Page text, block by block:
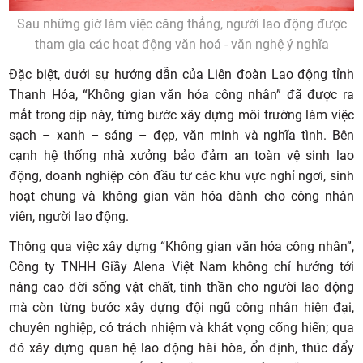
Sau những giờ làm việc căng thẳng, người lao động được
tham gia các hoạt động văn hoá - văn nghệ ý nghĩa
Đặc biệt, dưới sự hướng dẫn của Liên đoàn Lao động tỉnh
Thanh Hóa, “Không gian văn hóa công nhân” đã được ra
mắt trong dịp này, từng bước xây dựng môi trường làm việc
sạch – xanh – sáng – đẹp, văn minh và nghĩa tình. Bên
cạnh hệ thống nhà xưởng bảo đảm an toàn vệ sinh lao
động, doanh nghiệp còn đầu tư các khu vực nghỉ ngơi, sinh
hoạt chung và không gian văn hóa dành cho công nhân
viên, người lao động.
Thông qua việc xây dựng “Không gian văn hóa công nhân”,
Công ty TNHH Giầy Alena Việt Nam không chỉ hướng tới
nâng cao đời sống vật chất, tinh thần cho người lao động
mà còn từng bước xây dựng đội ngũ công nhân hiện đại,
chuyên nghiệp, có trách nhiệm và khát vọng cống hiến; qua
đó xây dựng quan hệ lao động hài hòa, ổn định, thúc đẩy